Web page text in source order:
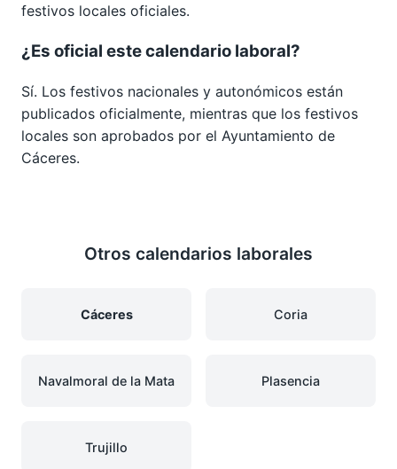
festivos locales oficiales.
¿Es oficial este calendario laboral?
Sí. Los festivos nacionales y autonómicos están
publicados oficialmente, mientras que los festivos
locales son aprobados por el Ayuntamiento de
Cáceres.
Otros calendarios laborales
Cáceres Coria
Navalmoral de la Mata Plasencia
Trujillo